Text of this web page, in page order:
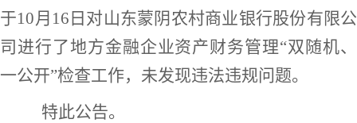
于10月16日对山东蒙阴农村商业银行股份有限公
司进行了地方金融企业资产财务管理“双随机、
一公开”检查工作，未发现违法违规问题。
特此公告。